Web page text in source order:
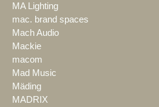
MA Lighting
mac. brand spaces
Mach Audio
Mackie
macom
Mad Music
Mäding
MADRIX